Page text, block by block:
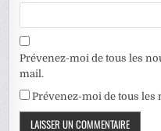
Prévenez-moi de tous les
mail.
Prévenez-moi de tous les